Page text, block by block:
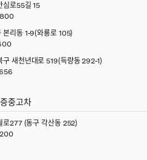
심로55길 15
본리동 1-9(와룡로 105)
구 새천년대로 519(득량동 292-1)
중고차
로277 (동구 각산동 252)